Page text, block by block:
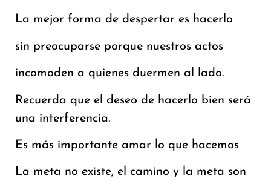
La mejor forma de despertar es hacerlo
sin preocuparse porque nuestros actos
incomoden a quienes duermen al lado.
Recuerda que el deseo de hacerlo bien será
una interferencia.
Es más importante amar lo que hacemos
La meta no existe, el camino y la meta son